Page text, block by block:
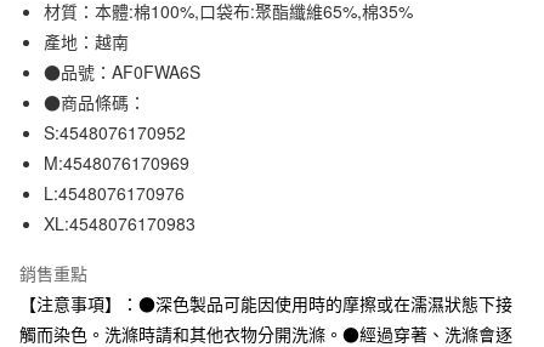
3 期 0 利率 每期NT$530
合作金庫商業銀行
華南商業銀行
上海商業儲蓄銀行
臺灣中小企業銀行
匯豐（台灣）商業銀行
聯邦商業銀行
元大商業銀行
台新國際商業銀行
台灣樂天信用卡公司
超商取貨付款
LINE Pay
Apple Pay
街口支付
悠遊付
運送方式
全家取貨付款
材質：本體:棉100%,口袋布:聚酯纖維65%,棉35%
產地：越南
●品號：AF0FWA6S
●商品條碼：
S:4548076170952
M:4548076170969
L:4548076170976
XL:4548076170983
銷售重點
【注意事項】：●深色製品可能因使用時的摩擦或在濡濕狀態下接
觸而染色。洗滌時請和其他衣物分開洗滌。●經過穿著、洗滌會逐